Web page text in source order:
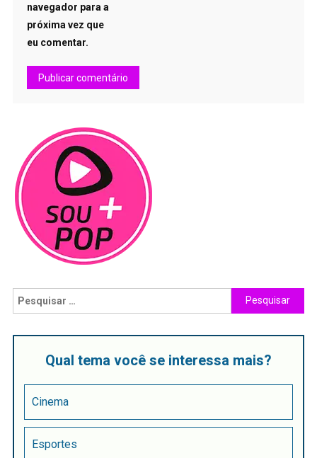
navegador para a
próxima vez que
eu comentar.
Qual tema você se interessa mais?
Cinema
Esportes